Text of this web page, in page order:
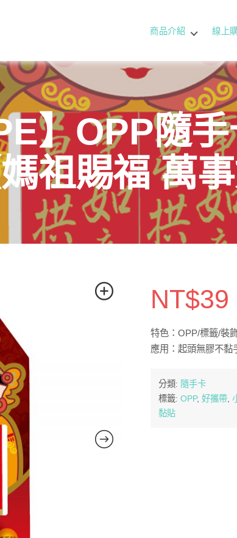
商品介紹 線上
】OPP隨
祖賜福 萬事
NT$39
特色：OPP/標籤/裝
應用：起頭無膠不黏
分類: 隨手卡
標籤: OPP, 好攜帶,
黏貼